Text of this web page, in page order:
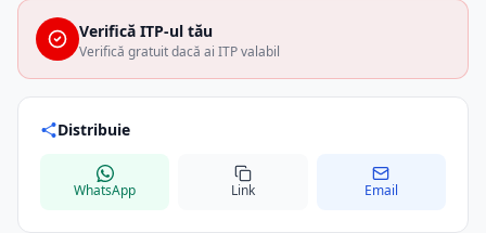
Verifică ITP-ul tău
Verifică gratuit dacă ai ITP valabil
Distribuie
WhatsApp Link Email